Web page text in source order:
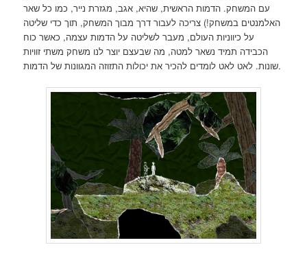
עם המשחק. הדמות הראשית, שהיא, אגב, מגזרת נייר, כמו כל שאר
האלמנטים במשחק!) צריכה לעבור דרך מבוך המשחק, תוך כדי שליטה
על כיווניות העולם, מעבר לשליטה על הדמות עצמה, כאשר כוח
הכבידה תמיד נשאר למטה, מה שבעצם יוצר לנו משחק משתי זוויות
שונות. לאט לאט לומדים להכיר את יכולות התזוזה המגוונות של הדמות.